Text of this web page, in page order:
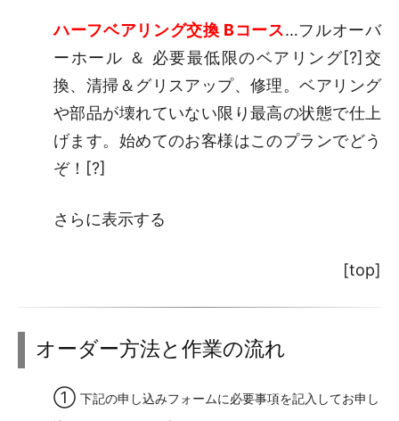
ハーフベアリング交換 Bコース…フルオーバ
ーホール ＆ 必要最低限のベアリング[?]交
換、清掃＆グリスアップ、修理。ベアリング
や部品が壊れていない限り最高の状態で仕上
げます。始めてのお客様はこのプランでどう
ぞ！ [?]
さらに表示する
[top]
オーダー方法と作業の流れ
① 下記の申し込みフォームに必要事項を記入してお申し